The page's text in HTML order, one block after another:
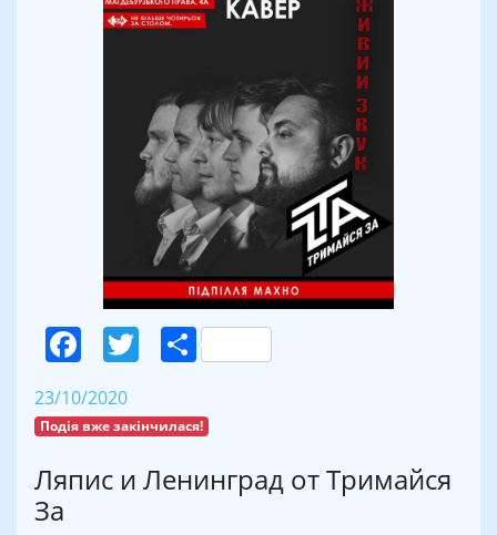
Facebook
Twitter
Поділитися
23/10/2020
Подія вже закінчилася!
Ляпис и Ленинград от Тримайся
За